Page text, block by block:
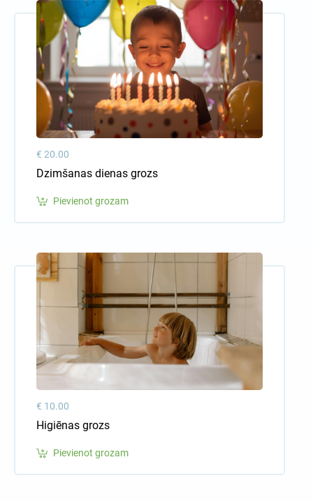
€ 20.00
Dzimšanas dienas grozs
Pievienot grozam
€ 10.00
Higiēnas grozs
Pievienot grozam